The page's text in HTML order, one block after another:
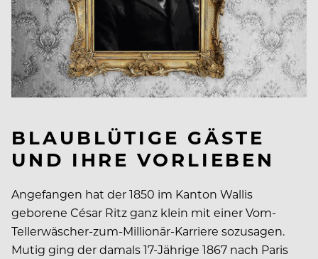
BLAUBLÜTIGE GÄSTE
UND IHRE VORLIEBEN
Angefangen hat der 1850 im Kanton Wallis
geborene César Ritz ganz klein mit einer Vom-
Tellerwäscher-zum-Millionär-Karriere sozusagen.
Mutig ging der damals 17-Jährige 1867 nach Paris